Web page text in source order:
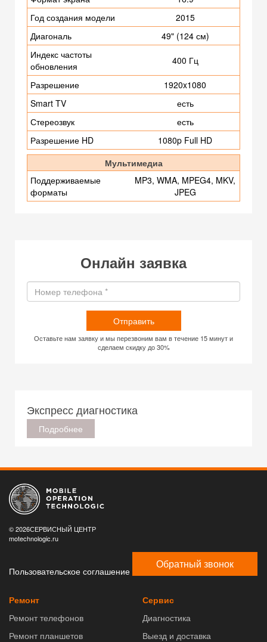
Год создания модели
2015
Диагональ
49" (124 см)
Индекс частоты
обновления
400 Гц
Разрешение
1920x1080
Smart TV
есть
Стереозвук
есть
Разрешение HD
1080p Full HD
Мультимедиа
Поддерживаемые
форматы
MP3, WMA, MPEG4, MKV,
JPEG
Онлайн заявка
Отправить
Оставьте нам заявку и мы перезвоним вам в течение 15 минут и
сделаем скидку до 30%
Экспресс диагностика
Подробнее
© 2026СЕРВИСНЫЙ ЦЕНТР
motechnologic.ru
Пользовательское соглашение
Обратный звонок
Ремонт
Ремонт телефонов
Ремонт планшетов
Сервис
Диагностика
Выезд и доставка